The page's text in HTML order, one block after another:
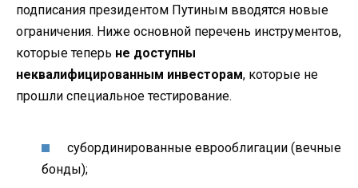
подписания президентом Путиным вводятся новые
ограничения. Ниже основной перечень инструментов,
которые теперь не доступны
неквалифицированным инвесторам, которые не
прошли специальное тестирование.
субординированные еврооблигации (вечные
бонды);